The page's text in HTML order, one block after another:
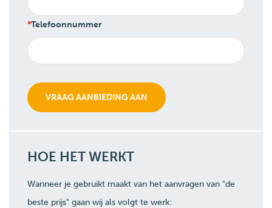
Telefoonnummer
HOE HET WERKT
Wanneer je gebruikt maakt van het aanvragen van "de
beste prijs" gaan wij als volgt te werk: